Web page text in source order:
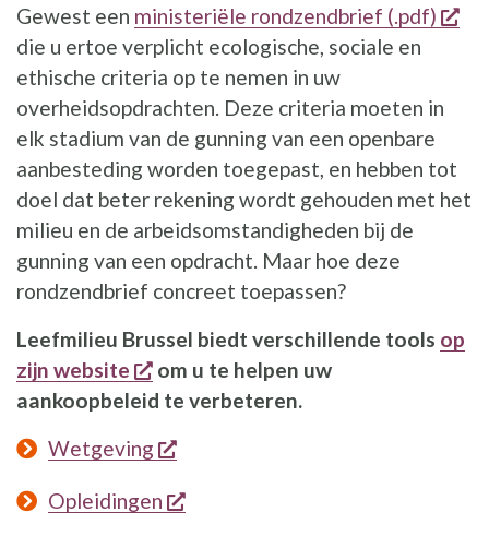
Gewest een ministeriële rondzendbrief (.pdf)
die u ertoe verplicht ecologische, sociale en
ethische criteria op te nemen in uw
overheidsopdrachten. Deze criteria moeten in
elk stadium van de gunning van een openbare
aanbesteding worden toegepast, en hebben tot
doel dat beter rekening wordt gehouden met het
milieu en de arbeidsomstandigheden bij de
gunning van een opdracht. Maar hoe deze
rondzendbrief concreet toepassen?
Leefmilieu Brussel biedt verschillende tools op
zijn website
opent een nieuw venster
om u te helpen uw
aankoopbeleid te verbeteren.
Wetgeving
opent een nieuw venster
Opleidingen opent een nieuw venster